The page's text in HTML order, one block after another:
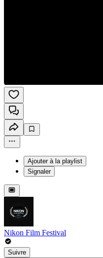
Ajouter à la playlist
Signaler
Nikon Film Festival
Suivre